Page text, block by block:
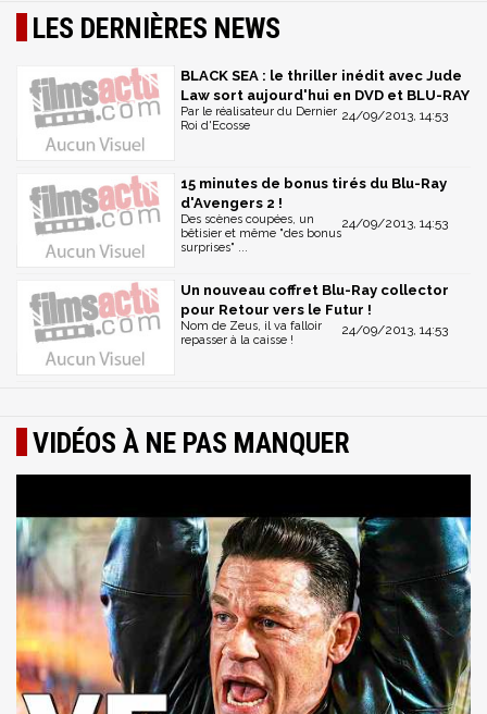
LES DERNIÈRES NEWS
BLACK SEA : le thriller inédit avec Jude
Law sort aujourd'hui en DVD et BLU-RAY
24/09/2013, 14:53
Par le réalisateur du Dernier
Roi d'Ecosse
15 minutes de bonus tirés du Blu-Ray
d'Avengers 2 !
24/09/2013, 14:53
Des scènes coupées, un
bêtisier et même "des bonus
surprises" ...
Un nouveau coffret Blu-Ray collector
pour Retour vers le Futur !
24/09/2013, 14:53
Nom de Zeus, il va falloir
repasser à la caisse !
VIDÉOS À NE PAS MANQUER